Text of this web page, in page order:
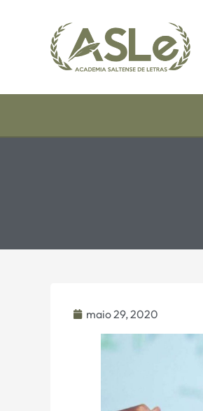
maio 29, 2020